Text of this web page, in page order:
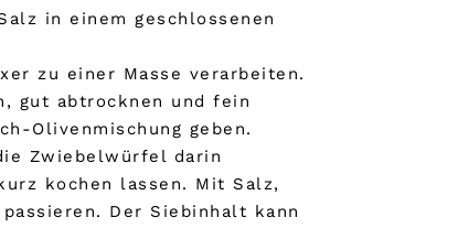
in einem geschlossenen
zu einer Masse verarbeiten.
gut abtrocknen und fein
Olivenmischung geben.
Zwiebelwürfel darin
kochen lassen. Mit Salz,
Der Siebinhalt kann